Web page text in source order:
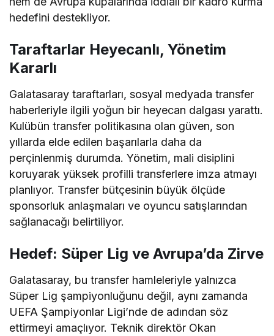
hedefini destekliyor.
Taraftarlar Heyecanlı, Yönetim
Kararlı
Galatasaray taraftarları, sosyal medyada transfer
haberleriyle ilgili yoğun bir heyecan dalgası yarattı.
Kulübün transfer politikasına olan güven, son
yıllarda elde edilen başarılarla daha da
perçinlenmiş durumda. Yönetim, mali disiplini
koruyarak yüksek profilli transferlere imza atmayı
planlıyor. Transfer bütçesinin büyük ölçüde
sponsorluk anlaşmaları ve oyuncu satışlarından
sağlanacağı belirtiliyor.
Hedef: Süper Lig ve Avrupa’da Zirve
Galatasaray, bu transfer hamleleriyle yalnızca
Süper Lig şampiyonluğunu değil, aynı zamanda
UEFA Şampiyonlar Ligi’nde de adından söz
ettirmeyi amaçlıyor. Teknik direktör Okan